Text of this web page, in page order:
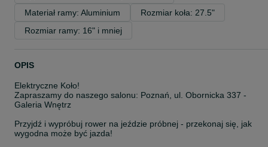
Materiał ramy: Aluminium
Rozmiar koła: 27.5"
Rozmiar ramy: 16" i mniej
OPIS
Elektryczne Koło!
Zapraszamy do naszego salonu: Poznań, ul. Obornicka 337 -
Galeria Wnętrz
Przyjdź i wypróbuj rower na jeździe próbnej - przekonaj się, jak
wygodna może być jazda!